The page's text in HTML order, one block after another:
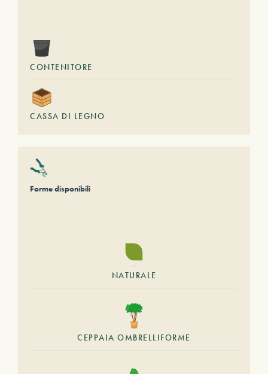
CONTENITORE
CASSA DI LEGNO
Forme disponibili
NATURALE
CEPPAIA OMBRELLIFORME